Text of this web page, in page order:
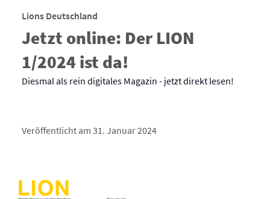
Lions Deutschland
Jetzt online: Der LION
1/2024 ist da!
Diesmal als rein digitales Magazin - jetzt direkt lesen!
Veröffentlicht am 31. Januar 2024